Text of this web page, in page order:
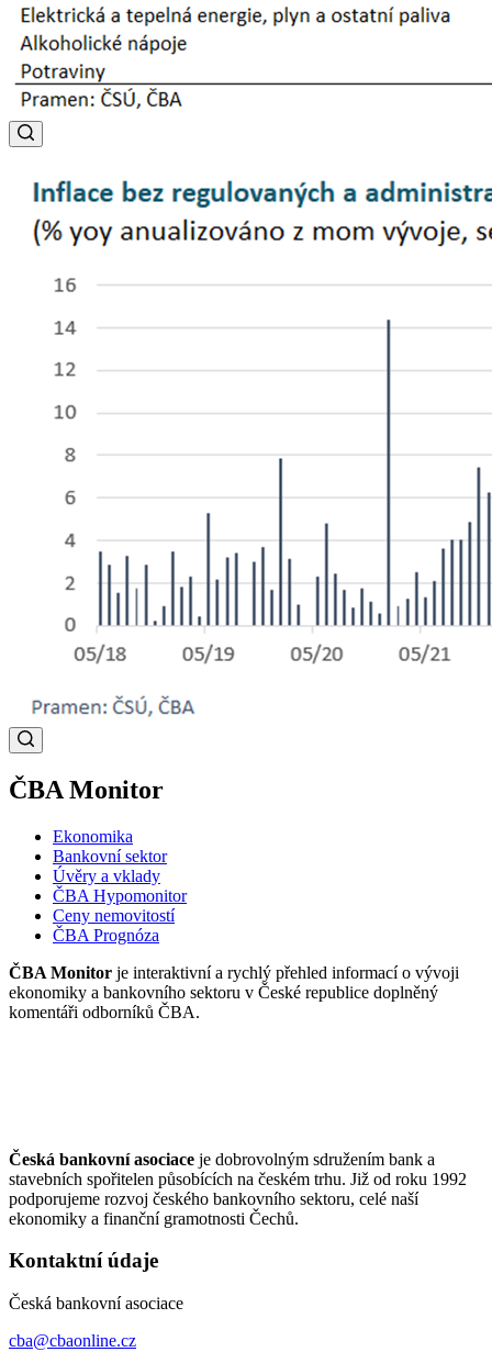
ČBA Monitor
Ekonomika
Bankovní sektor
Úvěry a vklady
ČBA Hypomonitor
Ceny nemovitostí
ČBA Prognóza
ČBA Monitor je interaktivní a rychlý přehled informací o vývoji
ekonomiky a bankovního sektoru v České republice doplněný
komentáři odborníků ČBA.
Česká bankovní asociace je dobrovolným sdružením bank a
stavebních spořitelen působících na českém trhu. Již od roku 1992
podporujeme rozvoj českého bankovního sektoru, celé naší
ekonomiky a finanční gramotnosti Čechů.
Kontaktní údaje
Česká bankovní asociace
cba@cbaonline.cz